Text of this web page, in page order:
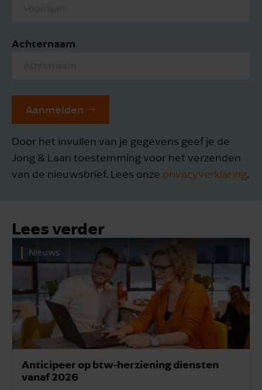
Achternaam
Aanmelden
Door het invullen van je gegevens geef je de
Jong & Laan toestemming voor het verzenden
van de nieuwsbrief. Lees onze privacyverklaring.
Lees verder
diensten
Vanaf 2026 btw-